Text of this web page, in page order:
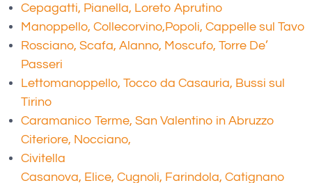
Cepagatti, Pianella, Loreto Aprutino
Manoppello, Collecorvino,Popoli, Cappelle sul Tavo
Rosciano, Scafa, Alanno, Moscufo, Torre De’
Passeri
Lettomanoppello, Tocco da Casauria, Bussi sul
Tirino
Caramanico Terme, San Valentino in Abruzzo
Citeriore, Nocciano,
Civitella
Casanova, Elice, Cugnoli, Farindola, Catignano